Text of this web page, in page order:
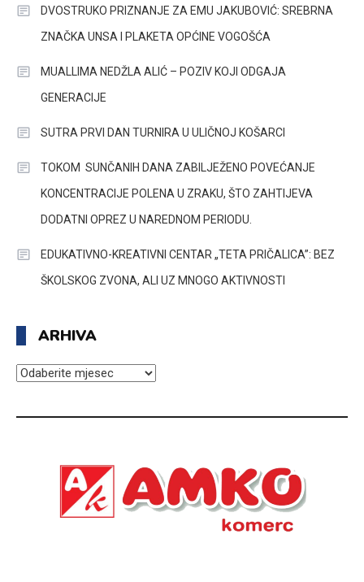
DVOSTRUKO PRIZNANJE ZA EMU JAKUBOVIĆ: SREBRNA
ZNAČKA UNSA I PLAKETA OPĆINE VOGOŠĆA
MUALLIMA NEDŽLA ALIĆ – POZIV KOJI ODGAJA
GENERACIJE
SUTRA PRVI DAN TURNIRA U ULIČNOJ KOŠARCI
TOKOM SUNČANIH DANA ZABILJEŽENO POVEĆANJE
KONCENTRACIJE POLENA U ZRAKU, ŠTO ZAHTIJEVA
DODATNI OPREZ U NAREDNOM PERIODU.
EDUKATIVNO-KREATIVNI CENTAR „TETA PRIČALICA”: BEZ
ŠKOLSKOG ZVONA, ALI UZ MNOGO AKTIVNOSTI
ARHIVA
ARHIVA